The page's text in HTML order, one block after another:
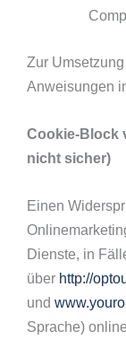
Zur
Anweisungen
Cookie-Block
nicht sicher)
Einen
Dienste, in
über http://
und
Sprache)